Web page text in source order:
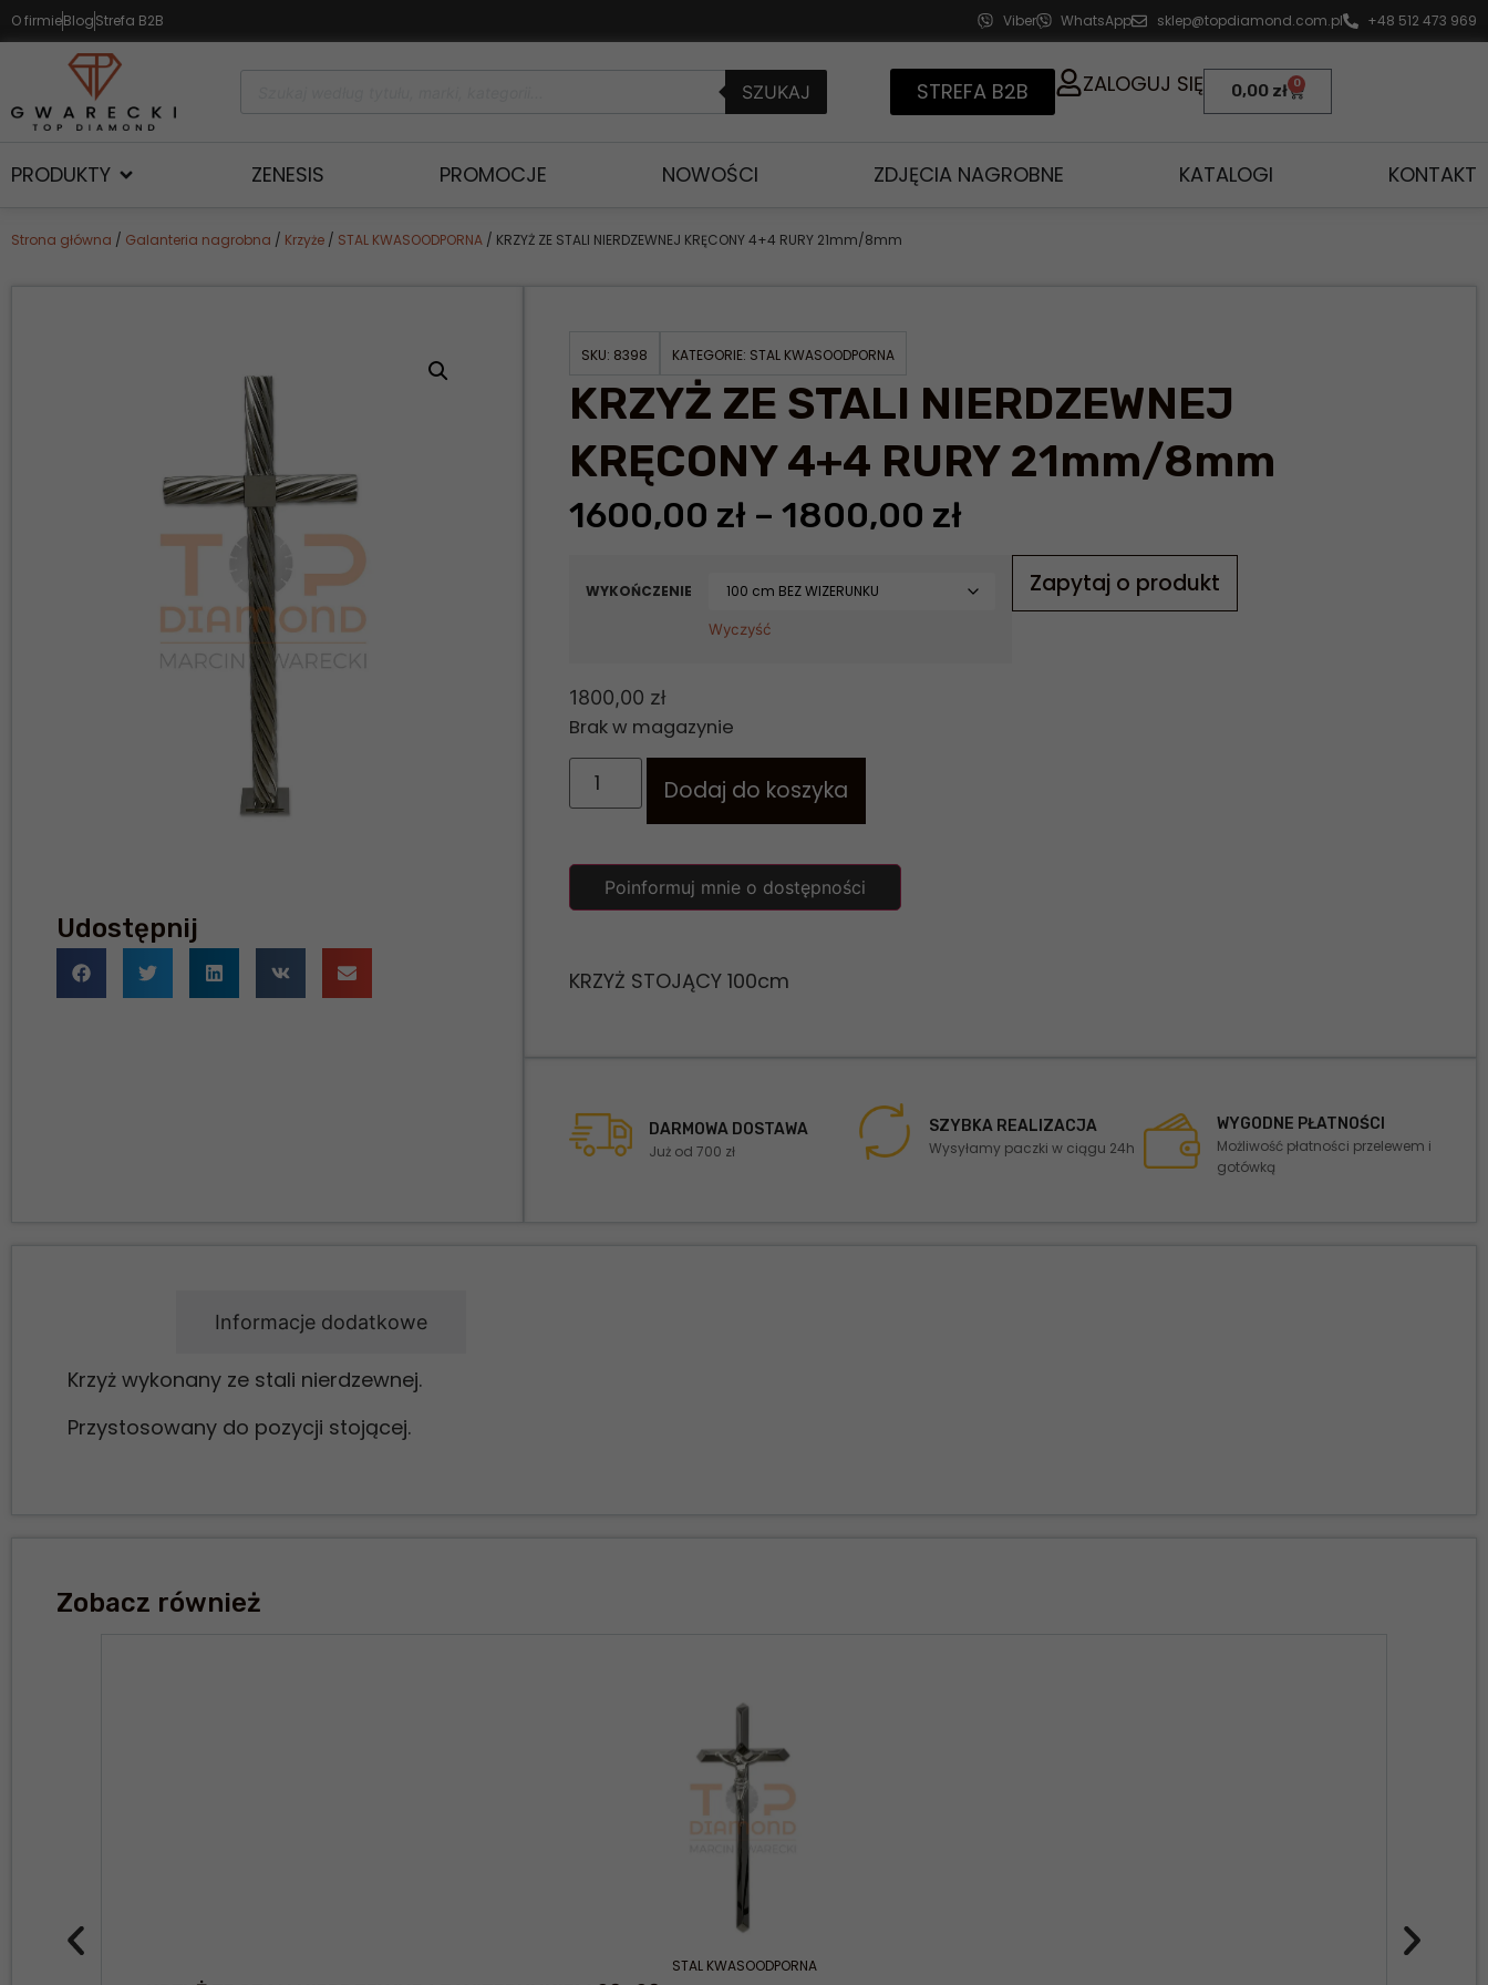
O firmieBlogStrefa B2B Viber WhatsApp sklep@topdiamond.com.pl +48 512 473 969
SZUKAJ STREFA B2B ZALOGUJ SIĘ 0,00 zł 0
PRODUKTY ZENESIS PROMOCJE NOWOŚCI ZDJĘCIA NAGROBNE KATALOGI KONTAKT
Strona główna / Galanteria nagrobna / Krzyże / STAL KWASOODPORNA / KRZYŻ ZE STALI NIERDZEWNEJ KRĘCONY 4+4 RURY 21mm/8mm
Udostępnij
SKU: 8398 KATEGORIE: STAL KWASOODPORNA
KRZYŻ ZE STALI NIERDZEWNEJ
KRĘCONY 4+4 RURY 21mm/8mm
1600,00 zł – 1800,00 zł
WYKOŃCZENIE
Wyczyść
1800,00 zł
Brak w magazynie
Dodaj do koszyka
Poinformuj mnie o dostępności
Zapytaj o produkt
KRZYŻ STOJĄCY 100cm
DARMOWA DOSTAWA
Już od 700 zł
SZYBKA REALIZACJA
Wysyłamy paczki w ciągu 24h
WYGODNE PŁATNOŚCI
Możliwość płatności przelewem i
gotówką
Informacje dodatkowe
Krzyż wykonany ze stali nierdzewnej.
Przystosowany do pozycji stojącej.
Zobacz również
STAL KWASOODPORNA